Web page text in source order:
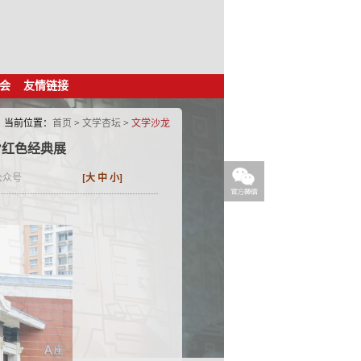
友情链接
当前位置： 首页 > 文学杏坛 > 文学沙龙
色经典展
号 [大 中 小]